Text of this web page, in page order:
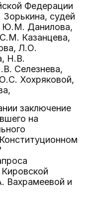
Федерации
судей
Ю.М. Данилова,
Казанцева,
Л.О.
Н.В.
Селезнева,
Хохряковой,
заключение
на
Вахрамеевой и